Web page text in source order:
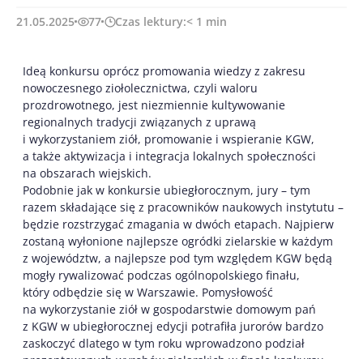
21.05.2025 77 Czas lektury:< 1 min
Ideą konkursu oprócz promowania wiedzy z zakresu
nowoczesnego ziołolecznictwa, czyli waloru
prozdrowotnego, jest niezmiennie kultywowanie
regionalnych tradycji związanych z uprawą
i wykorzystaniem ziół, promowanie i wspieranie KGW,
a także aktywizacja i integracja lokalnych społeczności
na obszarach wiejskich.
Podobnie jak w konkursie ubiegłorocznym, jury – tym
razem składające się z pracowników naukowych instytutu –
będzie rozstrzygać zmagania w dwóch etapach. Najpierw
zostaną wyłonione najlepsze ogródki zielarskie w każdym
z województw, a najlepsze pod tym względem KGW będą
mogły rywalizować podczas ogólnopolskiego finału,
który odbędzie się w Warszawie. Pomysłowość
na wykorzystanie ziół w gospodarstwie domowym pań
z KGW w ubiegłorocznej edycji potrafiła jurorów bardzo
zaskoczyć dlatego w tym roku wprowadzono podział